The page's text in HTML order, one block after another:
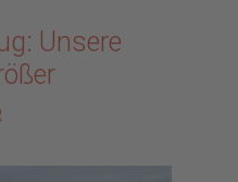
Unsere